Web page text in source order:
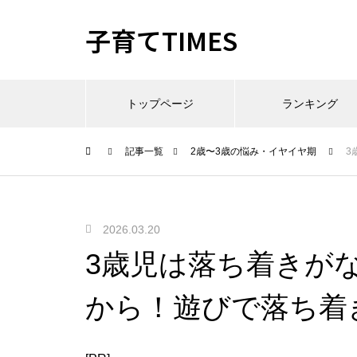
子育てTIMES
トップページ ランキング
記事一覧 2歳〜3歳の悩み・イヤイヤ期 3
2026.03.20
3歳児は落ち着きが
から！遊びで落ち着